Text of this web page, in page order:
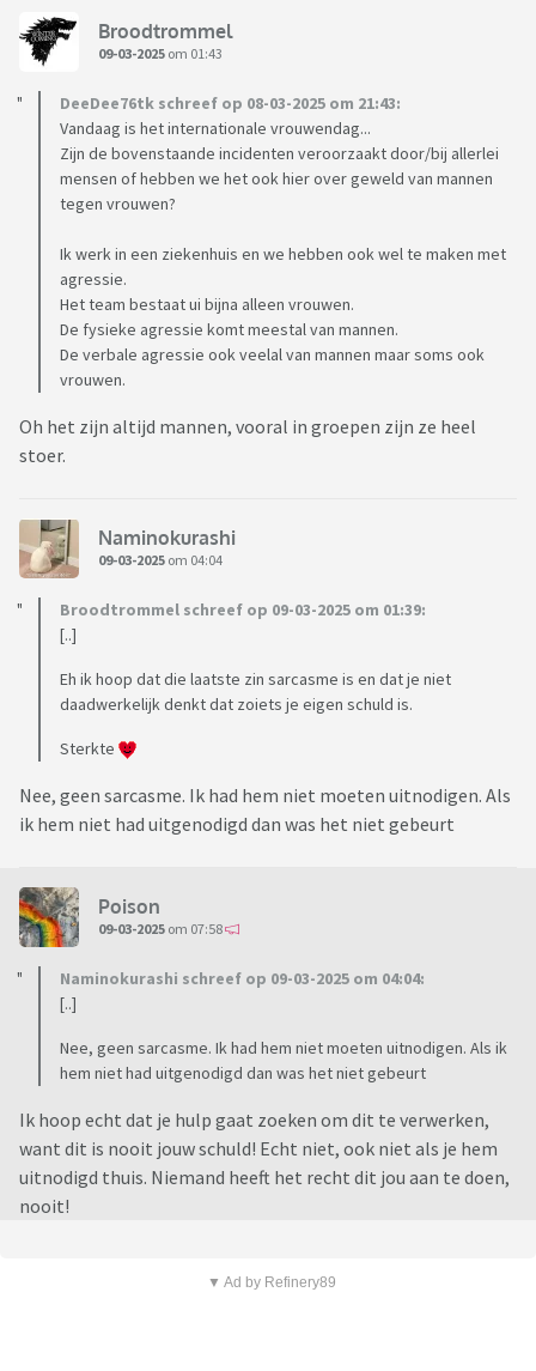
Broodtrommel
09-03-2025 om 01:43
DeeDee76tk schreef op 08-03-2025 om 21:43:
Vandaag is het internationale vrouwendag...
Zijn de bovenstaande incidenten veroorzaakt door/bij allerlei
mensen of hebben we het ook hier over geweld van mannen
tegen vrouwen?
Ik werk in een ziekenhuis en we hebben ook wel te maken met
agressie.
Het team bestaat ui bijna alleen vrouwen.
De fysieke agressie komt meestal van mannen.
De verbale agressie ook veelal van mannen maar soms ook
vrouwen.
Oh het zijn altijd mannen, vooral in groepen zijn ze heel
stoer.
Naminokurashi
09-03-2025 om 04:04
Broodtrommel schreef op 09-03-2025 om 01:39:
[..]
Eh ik hoop dat die laatste zin sarcasme is en dat je niet
daadwerkelijk denkt dat zoiets je eigen schuld is.
Sterkte
Nee, geen sarcasme. Ik had hem niet moeten uitnodigen. Als
ik hem niet had uitgenodigd dan was het niet gebeurt
Poison
09-03-2025 om 07:58
Naminokurashi schreef op 09-03-2025 om 04:04:
[..]
Nee, geen sarcasme. Ik had hem niet moeten uitnodigen. Als ik
hem niet had uitgenodigd dan was het niet gebeurt
Ik hoop echt dat je hulp gaat zoeken om dit te verwerken,
want dit is nooit jouw schuld! Echt niet, ook niet als je hem
uitnodigd thuis. Niemand heeft het recht dit jou aan te doen,
nooit!
▼ Ad by Refinery89